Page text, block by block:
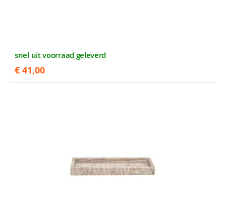
snel uit voorraad geleverd
€ 41,00